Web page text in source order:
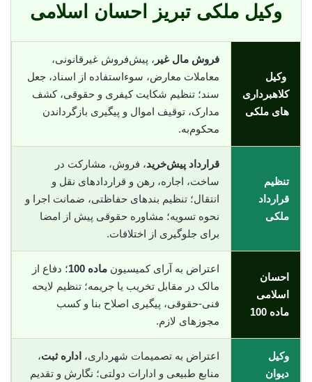
وکیل ملکی تبریز احسان اسلامی
وکیل
کلاهبرداری
های ملکی
فروش مال غیر ، پیش‌فروش غیرقانونی،
معاملات معارض، سوء‌استفاده از اسناد، جعل
سند؛ تنظیم شکایت کیفری و حقوقی، کشف
مدارک، توقیف اموال و پیگیری بازگرداندن
محکوم‌به.
تنظیم
قرارداد
ملکی
قرارداد پیش‌خرید، فروش، مشارکت در
ساخت، اجاره، رهن و قراردادهای نقل و
انتقال؛ تنظیم بندهای حفاظتی، ضمانت اجرا و
نحوه تسویه؛ مشاوره حقوقی پیش از امضا
برای جلوگیری از اختلافات.
احسان
اسلامی
ماده 100
اعتراض به آرای کمیسیون ماده 100
؛ دفاع از
مالک در مقابل تخریب یا جریمه؛ تنظیم لایحه
فنی-حقوقی، پیگیری اصلاح بنا و کسب
مجوزهای لازم.
وکیل
دیوان
اعتراض به تصمیمات شهرداری، اداره ثبت،
منابع طبیعی و ادارات دولتی؛ نگارش و تقدیم